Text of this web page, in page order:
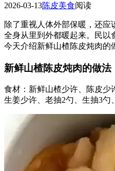
2026-03-13陈皮美食阅读
除了重视人体外部保暖，还
全身从里到外都暖起来。民以
今天介绍新鲜山楂陈皮炖肉的
新鲜山楂陈皮炖肉的做法
食材：新鲜山楂少许、陈皮少
生姜少许、老抽2勺、生抽3勺